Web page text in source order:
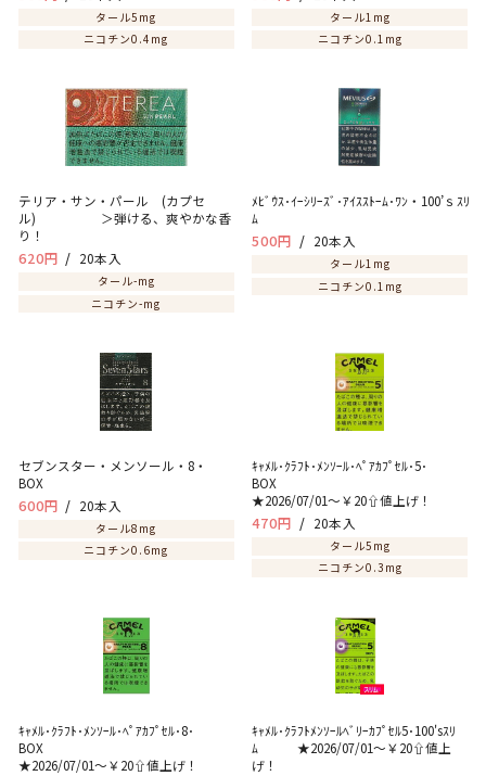
タール5mg
ニコチン0.4mg
タール1mg
ニコチン0.1mg
テリア・サン・パール (カプセ
ル) ＞弾ける、爽やかな香
り！
620円 20本入
タール-mg
ニコチン-mg
ﾒﾋﾞｳｽ･ｲｰｼﾘｰｽﾞ･ｱｲｽｽﾄｰﾑ･ﾜﾝ・100’ｓｽﾘ
500円 20本入
タール1mg
ニコチン0.1mg
セブンスター・メンソール・8・
BOX
600円 20本入
タール8mg
ニコチン0.6mg
ｷｬﾒﾙ･ｸﾗﾌﾄ･ﾒﾝｿｰﾙ･ﾍﾟｱｶﾌﾟｾﾙ･5･
BOX
★2026/07/01～￥20⇧値上げ！
470円 20本入
タール5mg
ニコチン0.3mg
ｷｬﾒﾙ･ｸﾗﾌﾄ･ﾒﾝｿｰﾙ･ﾍﾟｱｶﾌﾟｾﾙ･8･
BOX
★2026/07/01～￥20⇧値上げ！
ｷｬﾒﾙ･ｸﾗﾌﾄﾒﾝｿｰﾙﾍﾞﾘｰｶﾌﾟｾﾙ5･100'sｽﾘ
ﾑ ★2026/07/01～￥20⇧値上
げ！